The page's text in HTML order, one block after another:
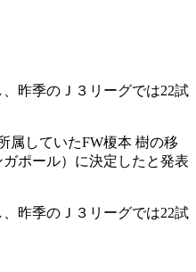
昨季のＪ３リーグでは22試
属していたFW榎本 樹の移
ポール）に決定したと発表
昨季のＪ３リーグでは22試